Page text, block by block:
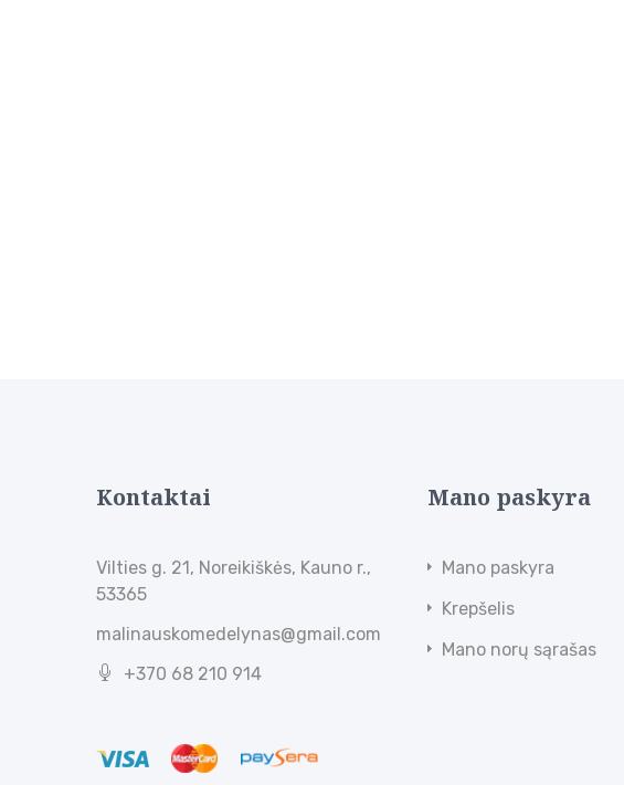
Kontaktai
Vilties g. 21, Noreikiškės, Kauno r.,
53365
malinauskomedelynas@gmail.com
+370 68 210 914
Mano paskyra
Mano paskyra
Krepšelis
Mano norų sąrašas